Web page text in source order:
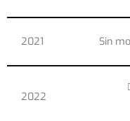
2021 Sin
2022